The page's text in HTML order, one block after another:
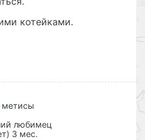
котейками.
метисы
любимец
3 мес.